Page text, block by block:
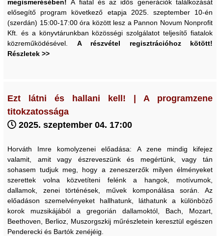
megismerésében!A fiatal és az idős generációk találkozását
elősegítő program következő etapja 2025. szeptember 10-én
(szerdán) 15:00-17:00 óra között lesz a Pannon Novum Nonprofit
Kft. és a könyvtárunkban közösségi szolgálatot teljesítő fiatalok
közreműködésével. A részvétel regisztrációhoz kötött!
Részletek >>
Ezt látni és hallani kell! | A programzene
titokzatossága
2025. szeptember 04. 17:00
Horváth Imre komolyzenei előadása: A zene mindig kifejez
valamit, amit vagy észreveszünk és megértünk, vagy tán
sohasem tudjuk meg, hogy a zeneszerzők milyen élményeket
szerettek volna közvetíteni felénk a hangok, motívumok,
dallamok, zenei történések, művek komponálása során. Az
előadáson szemelvényeket hallhatunk, láthatunk a különböző
korok muzsikájából a gregorián dallamoktól, Bach, Mozart,
Beethoven, Berlioz, Muszorgszkij műrészletein keresztül egészen
Penderecki és Bartók zenéjéig.